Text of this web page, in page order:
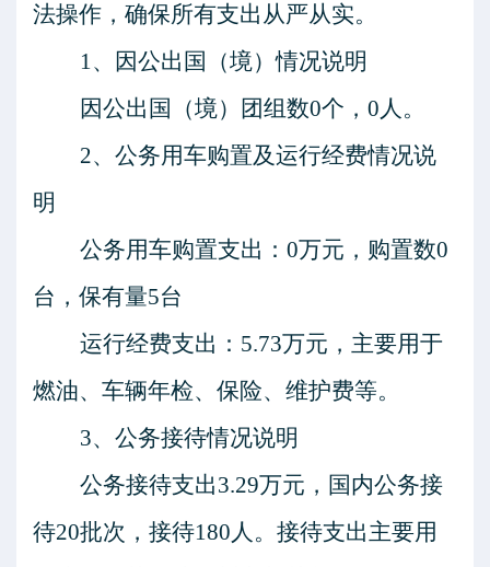
法操作，确保所有支出从严从实。
1、因公出国（境）情况说明
因公出国（境）团组数0个， 0人 。
2、公务用车购置及运行经费情况说
明
公务用车购置支出： 0万元，购置数0
台，保有量5台
运行经费支出： 5.73万元，主要用于
燃油、车辆年检、保险、维护费等。
3、公务接待情况说明
公务接待支出3.29万元，国内公务接
待20批次，接待180人。接待支出主要用